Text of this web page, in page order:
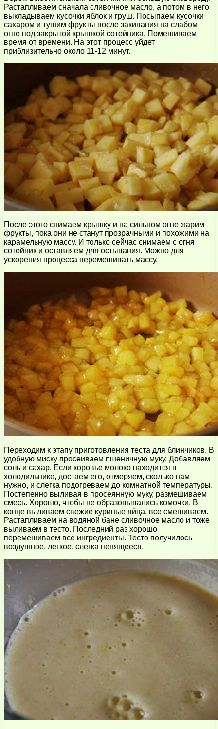
Растапливаем сначала сливочное масло, а потом в него
выкладываем кусочки яблок и груш. Посыпаем кусочки
сахаром и тушим фрукты после закипания на слабом
огне под закрытой крышкой сотейника. Помешиваем
время от времени. На этот процесс уйдет
приблизительно около 11-12 минут.
После этого снимаем крышку и на сильном огне жарим
фрукты, пока они не станут прозрачными и похожими на
карамельную массу. И только сейчас снимаем с огня
сотейник и оставляем для остывания. Можно для
ускорения процесса перемешивать массу.
Переходим к этапу приготовления теста для блинчиков. В
удобную миску просеиваем пшеничную муку. Добавляем
соль и сахар. Если коровье молоко находится в
холодильнике, достаем его, отмеряем, сколько нам
нужно, и слегка подогреваем до комнатной температуры.
Постепенно выливая в просеянную муку, размешиваем
смесь. Хорошо, чтобы не образовывались комочки. В
конце выливаем свежие куриные яйца, все смешиваем.
Растапливаем на водяной бане сливочное масло и тоже
выливаем в тесто. Последний раз хорошо
перемешиваем все ингредиенты. Тесто получилось
воздушное, легкое, слегка пенящееся.